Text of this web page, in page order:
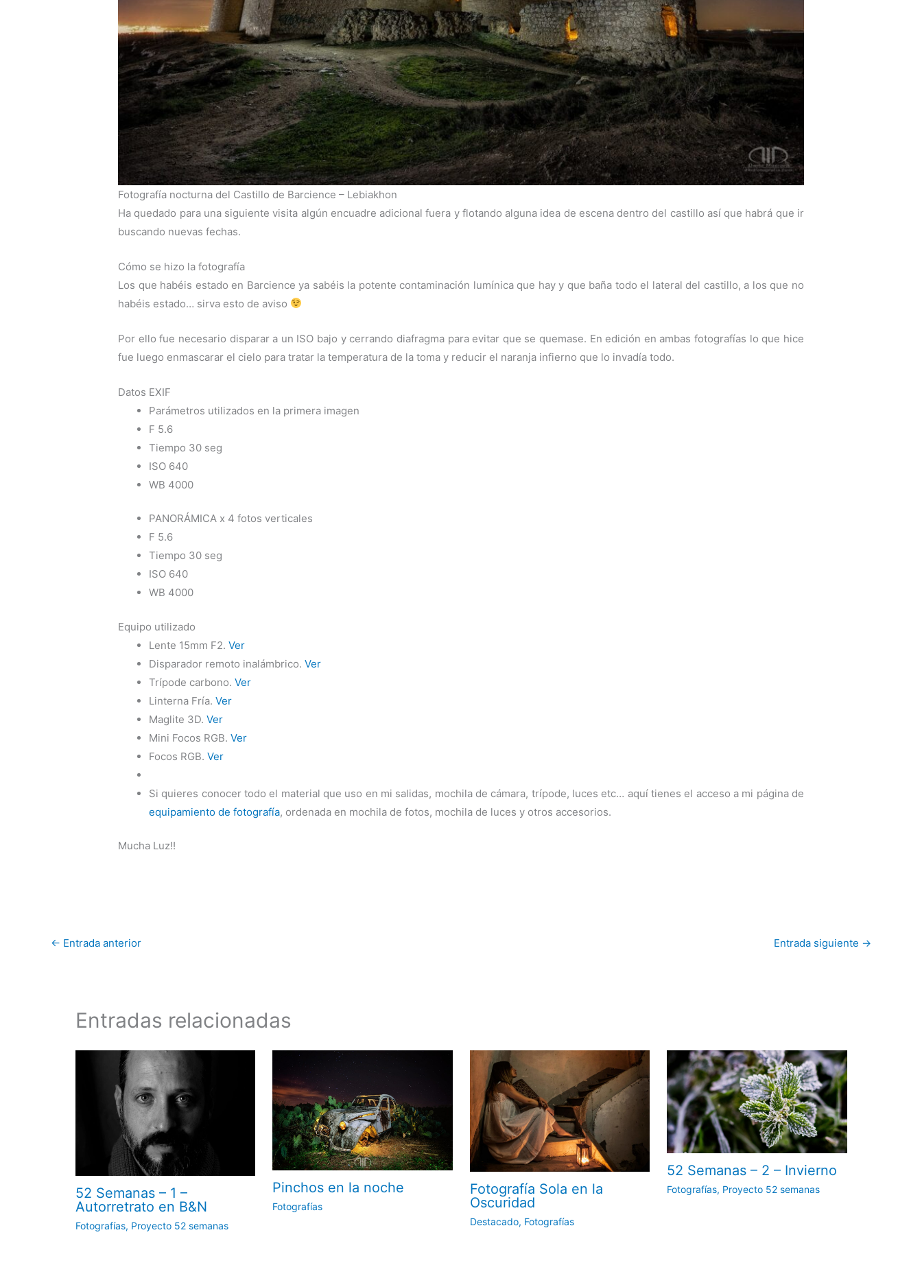
Fotografía nocturna del Castillo de Barcience – Lebiakhon
Ha quedado para una siguiente visita algún encuadre adicional fuera y flotando alguna idea de escena dentro del castillo así que habrá que ir
buscando nuevas fechas.
Cómo se hizo la fotografía
Los que habéis estado en Barcience ya sabéis la potente contaminación lumínica que hay y que baña todo el lateral del castillo, a los que no
habéis estado… sirva esto de aviso
Por ello fue necesario disparar a un ISO bajo y cerrando diafragma para evitar que se quemase. En edición en ambas fotografías lo que hice
fue luego enmascarar el cielo para tratar la temperatura de la toma y reducir el naranja infierno que lo invadía todo.
Datos EXIF
Parámetros utilizados en la primera imagen
F 5.6
Tiempo 30 seg
ISO 640
WB 4000
PANORÁMICA x 4 fotos verticales
F 5.6
Tiempo 30 seg
ISO 640
WB 4000
Equipo utilizado
Lente 15mm F2.Ver
Disparador remoto inalámbrico.Ver
Trípode carbono.Ver
Linterna Fría.Ver
Maglite 3D.Ver
Mini Focos RGB.Ver
Focos RGB.Ver
Si quieres conocer todo el material que uso en mi salidas, mochila de cámara, trípode, luces etc… aquí tienes el acceso a mi página de
equipamiento de fotografía, ordenada en mochila de fotos, mochila de luces y otros accesorios.
Mucha Luz!!
← Entrada anterior Entrada siguiente →
Entradas relacionadas
52 Semanas – 1 –
Autorretrato en B&N
Fotografías, Proyecto 52 semanas
Pinchos en la noche
Fotografías
Fotografía Sola en la
Oscuridad
Destacado, Fotografías
52 Semanas – 2 – Invierno
Fotografías, Proyecto 52 semanas